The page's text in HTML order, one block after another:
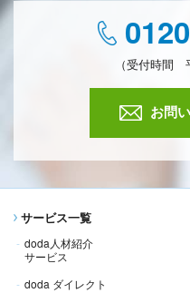
（受付時間
お問
サービス一覧
doda人材紹介
サービス
doda ダイレクト